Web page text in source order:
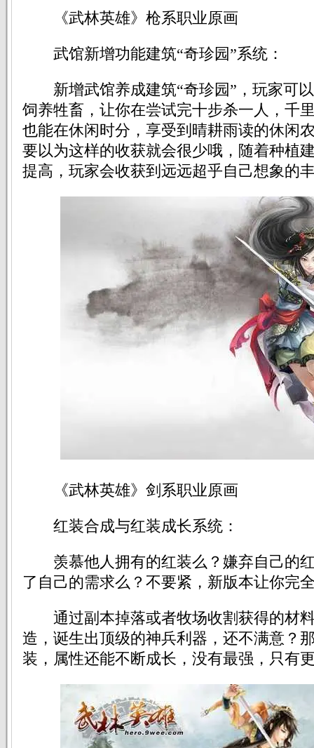
《武林英雄》枪系职业原画
武馆新增功能建筑“奇珍园”系统：
新增武馆养成建筑“奇珍园”，玩家可
饲养牲畜，让你在尝试完十步杀一人，千
也能在休闲时分，享受到晴耕雨读的休闲
要以为这样的收获就会很少哦，随着种植
提高，玩家会收获到远远超乎自己想象的
《武林英雄》剑系职业原画
红装合成与红装成长系统：
羡慕他人拥有的红装么？嫌弃自己的
了自己的需求么？不要紧，新版本让你完
通过副本掉落或者牧场收割获得的材
造，诞生出顶级的神兵利器，还不满意？
装，属性还能不断成长，没有最强，只有